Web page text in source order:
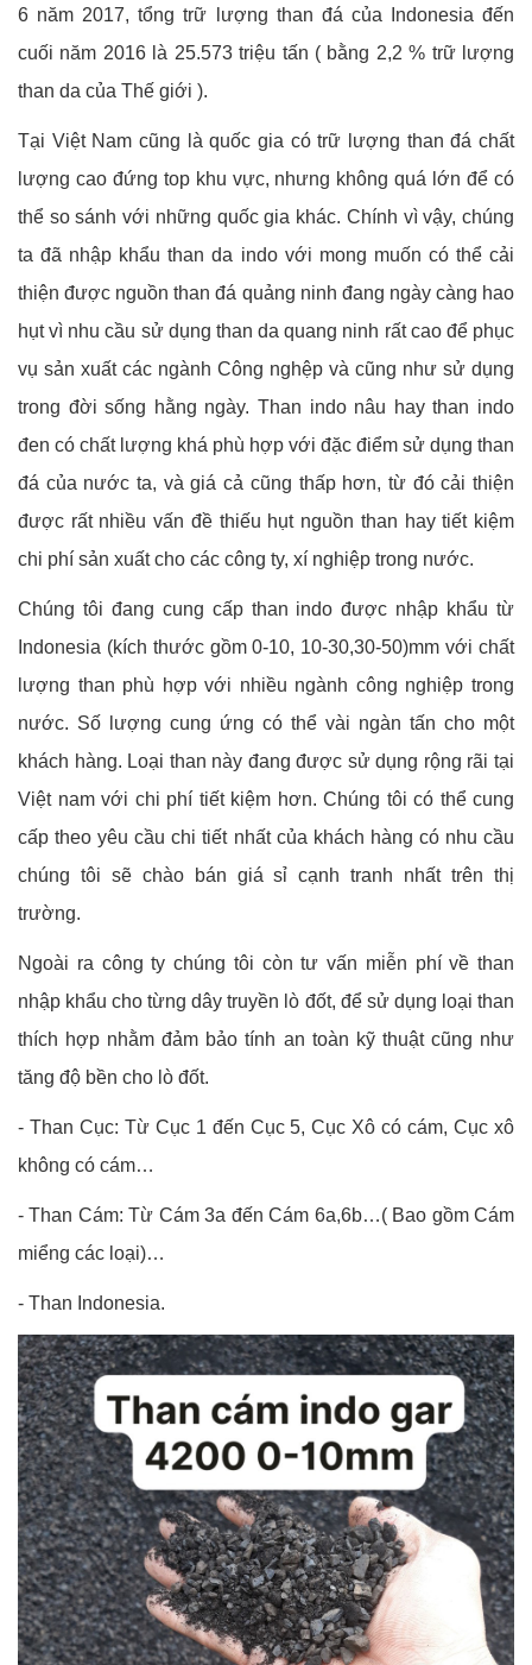
6 năm 2017, tổng trữ lượng than đá của Indonesia đến
cuối năm 2016 là 25.573 triệu tấn ( bằng 2,2 % trữ lượng
than da của Thế giới ).
Tại Việt Nam cũng là quốc gia có trữ lượng than đá chất
lượng cao đứng top khu vực, nhưng không quá lớn để có
thể so sánh với những quốc gia khác. Chính vì vậy, chúng
ta đã nhập khẩu than da indo với mong muốn có thể cải
thiện được nguồn than đá quảng ninh đang ngày càng hao
hụt vì nhu cầu sử dụng than da quang ninh rất cao để phục
vụ sản xuất các ngành Công nghệp và cũng như sử dụng
trong đời sống hằng ngày. Than indo nâu hay than indo
đen có chất lượng khá phù hợp với đặc điểm sử dụng than
đá của nước ta, và giá cả cũng thấp hơn, từ đó cải thiện
được rất nhiều vấn đề thiếu hụt nguồn than hay tiết kiệm
chi phí sản xuất cho các công ty, xí nghiệp trong nước.
Chúng tôi đang cung cấp than indo được nhập khẩu từ
Indonesia (kích thước gồm 0-10, 10-30,30-50)mm với chất
lượng than phù hợp với nhiều ngành công nghiệp trong
nước. Số lượng cung ứng có thể vài ngàn tấn cho một
khách hàng. Loại than này đang được sử dụng rộng rãi tại
Việt nam với chi phí tiết kiệm hơn. Chúng tôi có thể cung
cấp theo yêu cầu chi tiết nhất của khách hàng có nhu cầu
chúng tôi sẽ chào bán giá sỉ cạnh tranh nhất trên thị
trường.
Ngoài ra công ty chúng tôi còn tư vấn miễn phí về than
nhập khẩu cho từng dây truyền lò đốt, để sử dụng loại than
thích hợp nhằm đảm bảo tính an toàn kỹ thuật cũng như
tăng độ bền cho lò đốt.
- Than Cục: Từ Cục 1 đến Cục 5, Cục Xô có cám, Cục xô
không có cám…
- Than Cám: Từ Cám 3a đến Cám 6a,6b…( Bao gồm Cám
miểng các loại)…
- Than Indonesia.